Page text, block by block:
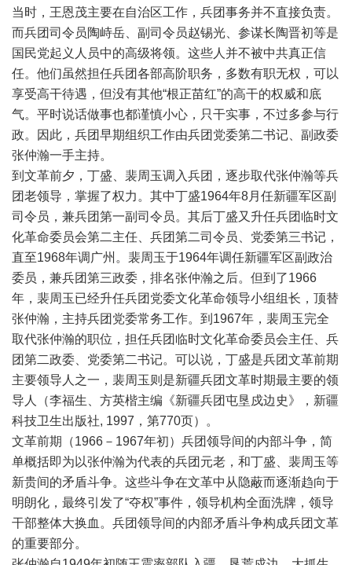
当时，王恩茂主要在自治区工作，兵团事务并不直接负责。
而兵团司令员陶峙岳、副司令员赵锡光、参谋长陶晋初等是
国民党起义人员中的高级将领。这些人并不被中共真正信
任。他们虽然担任兵团各部高阶职务，多数有职无权，可以
享受高干待遇，但没有其他“根正苗红”的高干的权威和底
气。平时说话做事也都谨慎小心，只干实事，不过多参与行
政。因此，兵团早期组织工作由兵团党委第二书记、副政委
张仲瀚一手主持。
到文革前夕，丁盛、裴周玉调入兵团，逐步取代张仲瀚等兵
团老领导，掌握了权力。其中丁盛1964年8月任新疆军区副
司令员，兼兵团第一副司令员。其后丁盛又升任兵团临时文
化革命委员会第二主任、兵团第二司令员、党委第三书记，
直至1968年调广州。裴周玉于1964年调任新疆军区副政治
委员，兼兵团第三政委，排名张仲瀚之后。但到了1966
年，裴周玉已经升任兵团党委文化革命领导小组组长，顶替
张仲瀚，主持兵团党委常务工作。到1967年，裴周玉完全
取代张仲瀚的职位，担任兵团临时文化革命委员会主任、兵
团第二政委、党委第二书记。可以说，丁盛是兵团文革前期
主要领导人之一，裴周玉则是新疆兵团文革时期最主要的领
导人（李福生、方英楷主编《新疆兵团屯垦戍边史》，新疆
科技卫生出版社, 1997，第770页）。
文革前期（1966－1967年初）兵团领导间的内部斗争，简
单概括即为以张仲瀚为代表的兵团元老，和丁盛、裴周玉等
新贵间的矛盾斗争。这些斗争在文革中从隐蔽而逐渐趋向于
明朗化，最终引发了“夺权”事件，领导机构全面洗牌，领导
干部整体大换血。兵团领导间的内部矛盾斗争构成兵团文革
的重要部分。